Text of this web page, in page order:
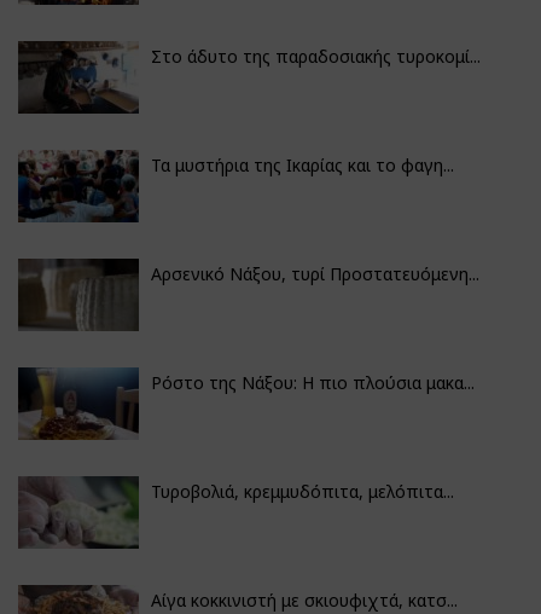
Στο άδυτο της παραδοσιακής τυροκομί...
Τα μυστήρια της Ικαρίας και το φαγη...
Αρσενικό Νάξου, τυρί Προστατευόμενη...
Ρόστο της Νάξου: Η πιο πλούσια μακα...
Τυροβολιά, κρεμμυδόπιτα, μελόπιτα...
Αίγα κοκκινιστή με σκιουφιχτά, κατσ...